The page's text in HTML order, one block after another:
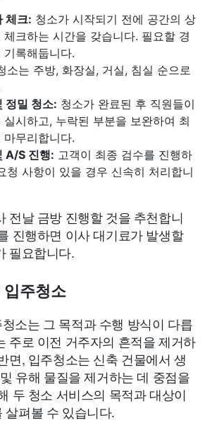
체크: 청소가 시작되기 전에 공간의 상
크하는 시간을 갖습니다. 필요할 경
기록해둡니다.
소는 주방, 화장실, 거실, 침실 순으로
정밀 청소: 청소가 완료된 후 직원들이
실시하고, 누락된 부분을 보완하여 최
무리합니다.
A/S 진행: 고객이 최종 검수를 진행하
청 사항이 있을 경우 신속히 처리합니
전날 금방 진행할 것을 추천합니
진행하면 이사 대기료가 발생할
필요합니다.
입주청소
소는 그 목적과 수행 방식이 다릅
주로 이전 거주자의 흔적을 제거하
면, 입주청소는 신축 건물에서 생
유해 물질을 제거하는 데 중점을
두 청소 서비스의 목적과 대상이
살펴볼 수 있습니다.